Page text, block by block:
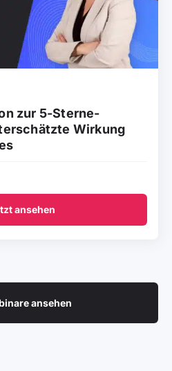
zur 5-Sterne-
Wirkung
ansehen
ansehen